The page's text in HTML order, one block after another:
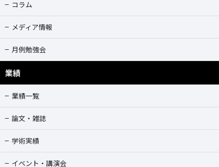
コラム
メディア情報
月例勉強会
業績
業績一覧
論文・雑誌
学術実績
イベント・講演会